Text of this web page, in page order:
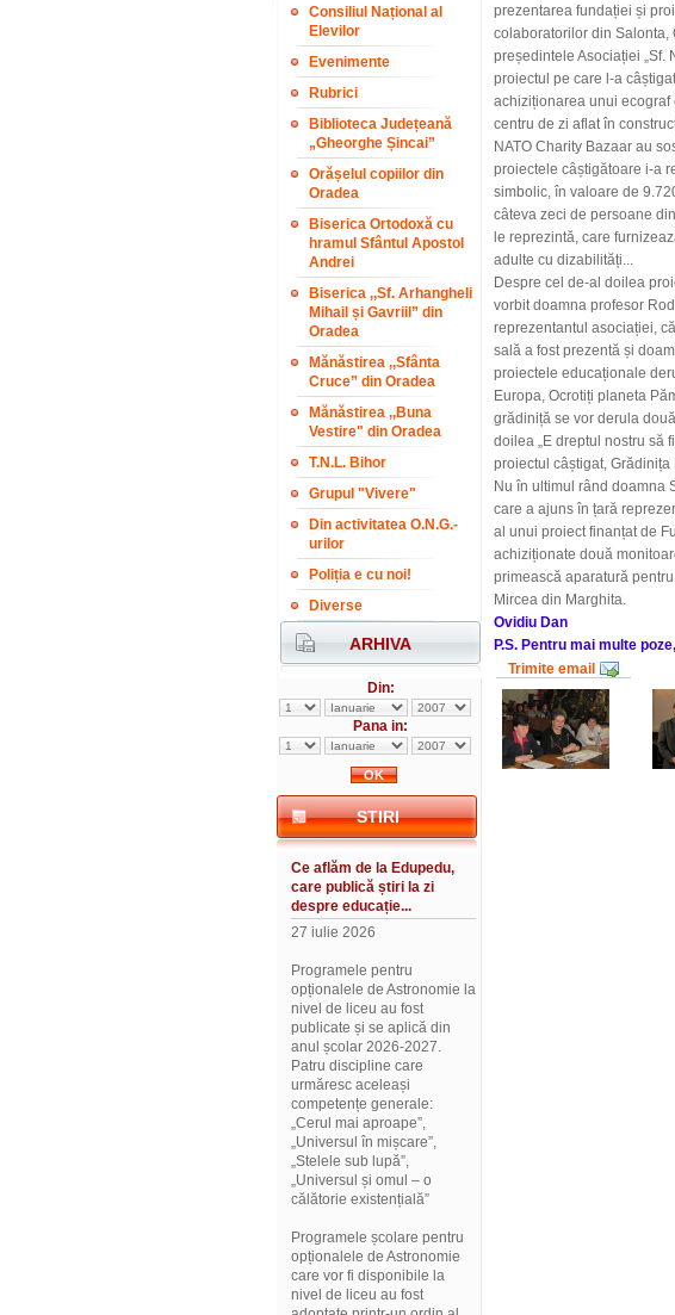
Consiliul Național al
Elevilor
Evenimente
Rubrici
Biblioteca Județeană
„Gheorghe Șincai”
Orășelul copiilor din
Oradea
Biserica Ortodoxă cu
hramul Sfântul Apostol
Andrei
Biserica ,,Sf. Arhangheli
Mihail și Gavriil” din
Oradea
Mănăstirea ,,Sfânta
Cruce” din Oradea
Mănăstirea ,,Buna
Vestire" din Oradea
T.N.L. Bihor
Grupul "Vivere"
Din activitatea O.N.G.-
urilor
Poliția e cu noi!
Diverse
ARHIVA
Din:
Pana in:
STIRI
Ce aflăm de la Edupedu,
care publică știri la zi
despre educație...
27 iulie 2026
Programele pentru
opționalele de Astronomie la
nivel de liceu au fost
publicate și se aplică din
anul școlar 2026-2027.
Patru discipline care
urmăresc aceleași
competențe generale:
„Cerul mai aproape”,
„Universul în mișcare”,
„Stelele sub lupă”,
„Universul și omul – o
călătorie existențială”
Programele școlare pentru
opționalele de Astronomie
care vor fi disponibile la
nivel de liceu au fost
prezentarea fundației și
colaboratorilor din Salonta,
președintele Asociației „Sf.
proiectul pe care l-a
achiziționarea unui
centru de zi aflat în
NATO Charity Bazaar au
proiectele câștigătoare i-a
simbolic, în valoare de
câteva zeci de persoane
le reprezintă, care
adulte cu dizabilități...
Despre cel de-al doilea
vorbit doamna profesor
reprezentantul asociației,
sală a fost prezentă și
proiectele educaționale
Europa, Ocrotiți planeta
grădiniță se vor derula
doilea „E dreptul nostru să
proiectul câștigat,
Nu în ultimul rând doamna
care a ajuns în țară
al unui proiect finanțat de
achiziționate două
primească aparatură
Mircea din Marghita.
Ovidiu Dan
P.S. Pentru mai multe
Trimite email